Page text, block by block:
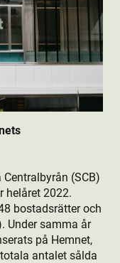
(SCB)
helåret 2022.
bostads­rätter och
Under samma år
på Hemnet,
antalet sålda